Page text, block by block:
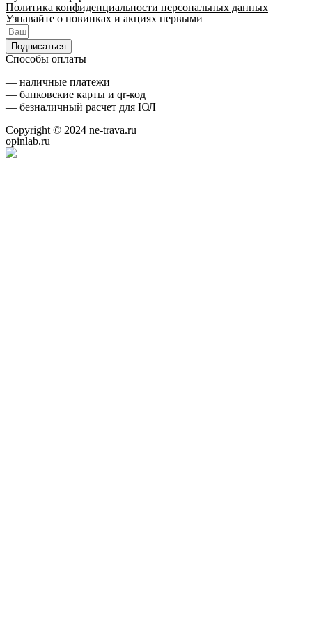
Политика конфиденциальности персональных данных
Узнавайте о новинках и акциях первыми
Подписаться
Способы оплаты
— наличные платежи
— банковские карты и qr-код
— безналичный расчет для ЮЛ
Copyright © 2024 ne-trava.ru
opinlab.ru